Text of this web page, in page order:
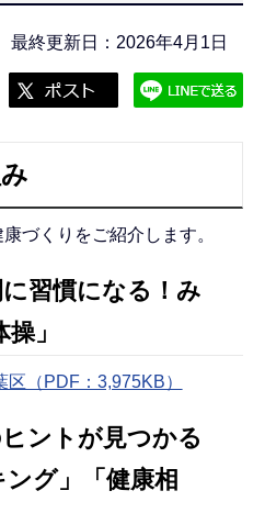
最終更新日：2026年4月1日
づくりをご紹介します。
習慣になる！み
」
（PDF：3,975KB）
ントが見つかる
ング」「健康相